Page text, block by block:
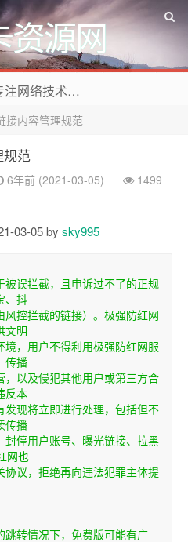
资源网
欢迎来到好人卡资源网，专注网络技术资源收集，我们不仅是网络资源的搬运工，也生产原创资源。寻找资源请留言或关注公众号:烈日下的男人
接内容管理规范
规范
6年前 (2021-03-05)
1499
03-05 by sky995
被误拦截，且申诉过不了的正规
、抖
风控拦截的链接）。极强防红网
文明
境，用户不得利用极强防红网服
传播
，以及侵犯其他用户或第三方合
反本
发现将立即进行处理，包括但不
传播
封停用户账号、曝光链接、拉黑
网也
协议，拒绝再向违法犯罪主体提
跳转情况下，免费版可能有广